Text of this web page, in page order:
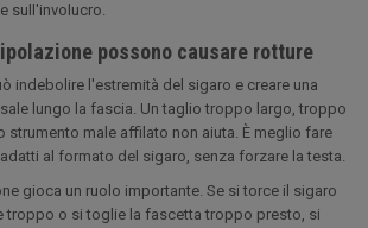
sull'involucro.
possono causare rotture
indebolire l'estremità del sigaro e creare una
lungo la fascia. Un taglio troppo largo, troppo
strumento male affilato non aiuta. È meglio fare
al formato del sigaro, senza forzare la testa.
gioca un ruolo importante. Se si torce il sigaro
troppo o si toglie la fascetta troppo presto, si